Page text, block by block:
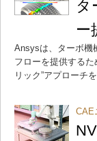
タ
ー
Ansysは、ターボ機
フローを提供する
リック”アプローチ
CAE